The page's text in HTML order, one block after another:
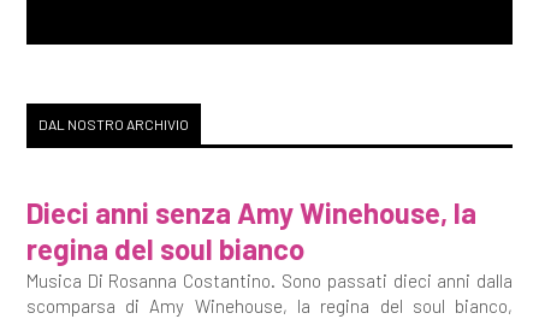
DAL NOSTRO ARCHIVIO
Dieci anni senza Amy Winehouse, la
regina del soul bianco
Musica Di Rosanna Costantino. Sono passati dieci anni dalla
scomparsa di Amy Winehouse, la regina del soul bianco,